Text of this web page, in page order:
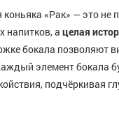
«Рак» — это не
напитков, а целая
бокала позволяют
элемент бокала
подчёркивая